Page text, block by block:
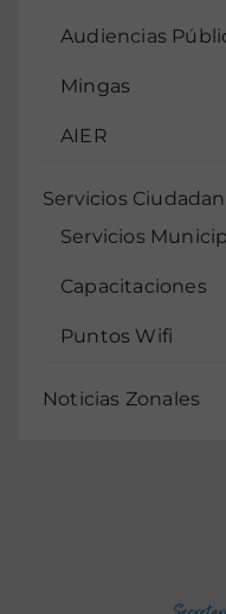
Audiencias
Mingas
AIER
Servicios
Servicios
Capacitaciones
Puntos Wifi
Noticias Zonales